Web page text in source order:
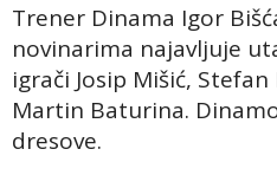
Trener Dinama Igor
novinarima najavljuje
igrači Josip Mišić,
Martin Baturina.
dresove.